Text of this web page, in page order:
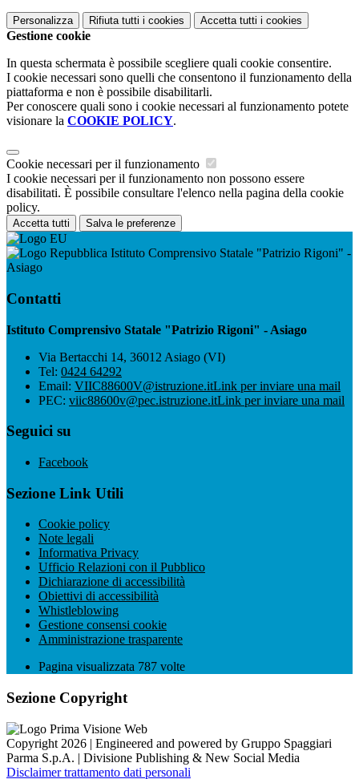
Personalizza Rifiuta tutti i cookies Accetta tutti i cookies
Gestione cookie
In questa schermata è possibile scegliere quali cookie consentire.
I cookie necessari sono quelli che consentono il funzionamento della
piattaforma e non è possibile disabilitarli.
Per conoscere quali sono i cookie necessari al funzionamento potete
visionare la COOKIE POLICY.
Cookie necessari per il funzionamento
I cookie necessari per il funzionamento non possono essere
disabilitati. È possibile consultare l'elenco nella pagina della cookie
policy.
Accetta tutti Salva le preferenze
Istituto Comprensivo Statale "Patrizio Rigoni" -
Asiago
Contatti
Istituto Comprensivo Statale "Patrizio Rigoni" - Asiago
Via Bertacchi 14, 36012 Asiago (VI)
Tel: 0424 64292
Email: VIIC88600V@istruzione.itLink per inviare una mail
PEC: viic88600v@pec.istruzione.itLink per inviare una mail
Seguici su
Facebook
Sezione Link Utili
Cookie policy
Note legali
Informativa Privacy
Ufficio Relazioni con il Pubblico
Dichiarazione di accessibilità
Obiettivi di accessibilità
Whistleblowing
Gestione consensi cookie
Amministrazione trasparente
Pagina visualizzata 787 volte
Sezione Copyright
Copyright 2026 | Engineered and powered by Gruppo Spaggiari
Parma S.p.A. | Divisione Publishing & New Social Media
Disclaimer trattamento dati personali